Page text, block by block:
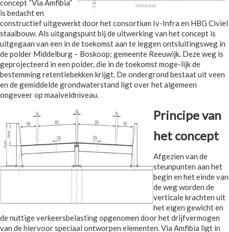
concept “Via Amfibia”
is bedacht en
constructief uitgewerkt door het consortium Iv-Infra en HBG Civiel
staalbouw. Als uitgangspunt bij de uitwerking van het concept is
uitgegaan van een in de toekomst aan te leggen ontsluitingsweg in
de polder Middelburg – Boskoop; gemeente Reeuwijk. Deze weg is
geprojecteerd in een polder, die in de toekomst moge-lijk de
bestemming retentiebekken krijgt. De ondergrond bestaat uit veen
en de gemiddelde grondwaterstand ligt over het algemeen
ongeveer op maaiveldniveau.
Principe van
het concept
Afgezien van de
steunpunten aan het
begin en het einde van
de weg worden de
verticale krachten uit
het eigen gewicht en
de nuttige verkeersbelasting opgenomen door het drijfvermogen
van de hiervoor speciaal ontworpen elementen. Via Amfibia ligt in